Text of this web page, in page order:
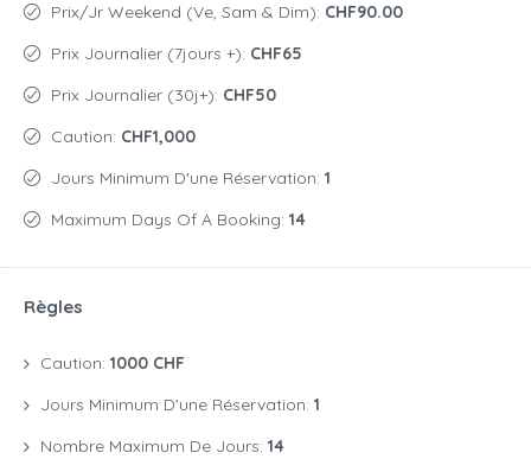
Prix/jr Weekend (Ve, Sam & Dim): CHF90.00
Prix Journalier (7jours +): CHF65
Prix Journalier (30j+): CHF50
Caution: CHF1,000
Jours Minimum D'une Réservation: 1
Maximum Days Of A Booking: 14
Règles
Caution: 1000 CHF
Jours Minimum D'une Réservation: 1
Nombre Maximum De Jours: 14